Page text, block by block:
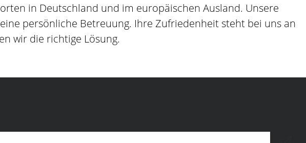
in Deutschland und im europäischen Ausland. Unsere
persönliche Betreuung. Ihre Zufriedenheit steht bei uns an
wir die richtige Lösung.